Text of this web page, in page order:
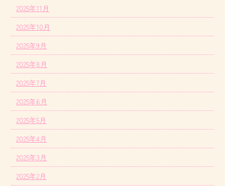
2025年11月
2025年10月
2025年9月
2025年8月
2025年7月
2025年6月
2025年5月
2025年4月
2025年3月
2025年2月